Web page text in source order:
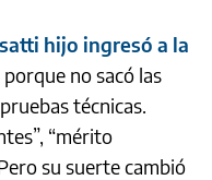
hijo ingresó a la
porque no sacó las
técnicas.
“mérito
su suerte cambió